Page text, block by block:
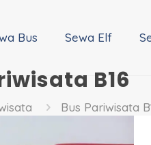
Bus Sewa Elf
B16
Bus Pariwisata